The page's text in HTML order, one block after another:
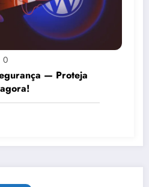
0
— Proteja